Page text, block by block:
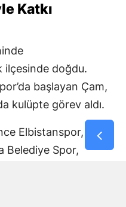
Katkı
ilçesinde doğdu.
başlayan Çam,
kulüpte görev aldı.
Elbistanspor,
Belediye Spor,